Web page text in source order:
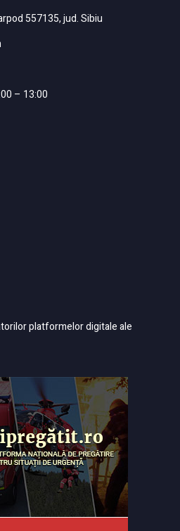
557135, jud. Sibiu
– 13:00
platformelor digitale ale